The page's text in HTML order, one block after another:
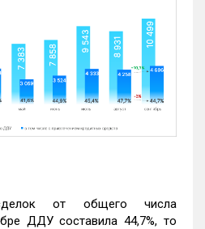
от общего числа
ДДУ составила 44,7%, то